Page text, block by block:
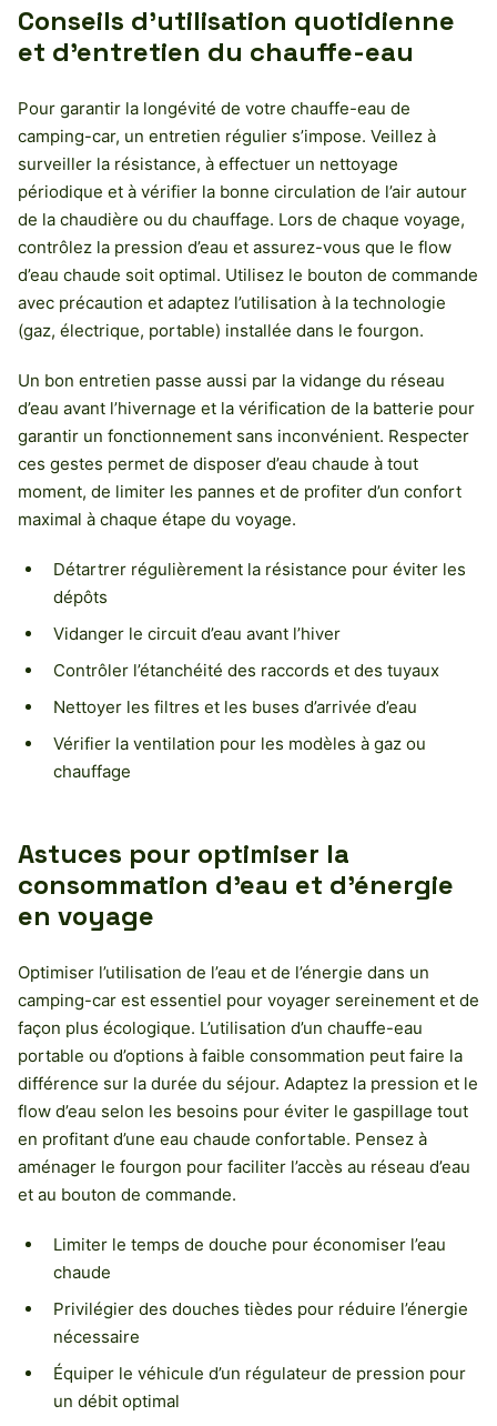
Conseils d’utilisation quotidienne
et d’entretien du chauffe-eau
Pour garantir la longévité de votre chauffe-eau de
camping-car, un entretien régulier s’impose. Veillez à
surveiller la résistance, à effectuer un nettoyage
périodique et à vérifier la bonne circulation de l’air autour
de la chaudière ou du chauffage. Lors de chaque voyage,
contrôlez la pression d’eau et assurez-vous que le flow
d’eau chaude soit optimal. Utilisez le bouton de commande
avec précaution et adaptez l’utilisation à la technologie
(gaz, électrique, portable) installée dans le fourgon.
Un bon entretien passe aussi par la vidange du réseau
d’eau avant l’hivernage et la vérification de la batterie pour
garantir un fonctionnement sans inconvénient. Respecter
ces gestes permet de disposer d’eau chaude à tout
moment, de limiter les pannes et de profiter d’un confort
maximal à chaque étape du voyage.
Détartrer régulièrement la résistance pour éviter les
dépôts
Vidanger le circuit d’eau avant l’hiver
Contrôler l’étanchéité des raccords et des tuyaux
Nettoyer les filtres et les buses d’arrivée d’eau
Vérifier la ventilation pour les modèles à gaz ou
chauffage
Astuces pour optimiser la
consommation d’eau et d’énergie
en voyage
Optimiser l’utilisation de l’eau et de l’énergie dans un
camping-car est essentiel pour voyager sereinement et de
façon plus écologique. L’utilisation d’un chauffe-eau
portable ou d’options à faible consommation peut faire la
différence sur la durée du séjour. Adaptez la pression et le
flow d’eau selon les besoins pour éviter le gaspillage tout
en profitant d’une eau chaude confortable. Pensez à
aménager le fourgon pour faciliter l’accès au réseau d’eau
et au bouton de commande.
Limiter le temps de douche pour économiser l’eau
chaude
Privilégier des douches tièdes pour réduire l’énergie
nécessaire
Équiper le véhicule d’un régulateur de pression pour
un débit optimal